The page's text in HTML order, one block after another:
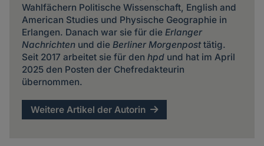
Wahlfächern Politische Wissenschaft, English and
American Studies und Physische Geographie in
Erlangen. Danach war sie für die Erlanger
Nachrichtenund die Berliner Morgenposttätig.
Seit 2017 arbeitet sie für den hpdund hat im April
2025 den Posten der Chefredakteurin
übernommen.
Weitere Artikel der Autorin